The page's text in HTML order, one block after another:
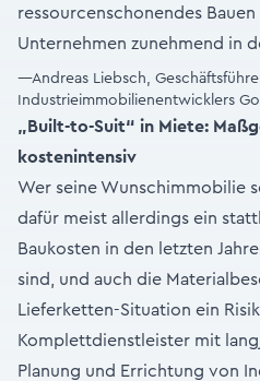
ressourcenschonendes
Unternehmen zunehmend in
—Andreas Liebsch,
Industrieimmobilienentwicklers
„Built-to-Suit“ in Miete:
kostenintensiv
Wer seine Wunschimmobilie
dafür meist allerdings ein
Baukosten in den letzten
sind, und auch die
Lieferketten-Situation ein
Komplettdienstleister mit
Planung und Errichtung von